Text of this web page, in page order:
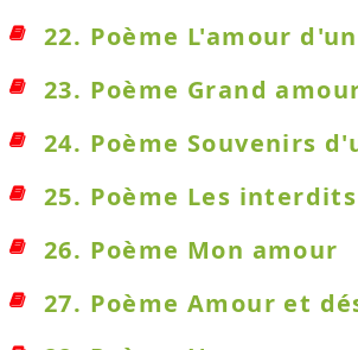
22. Poème L'amour
23. Poème Grand
24. Poème Souvenirs
25. Poème Les
26. Poème Mon amour
27. Poème Amour et